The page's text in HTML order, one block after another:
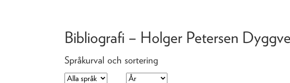
Bibliografi – Holger Petersen Dyggve
Språkurval och sortering